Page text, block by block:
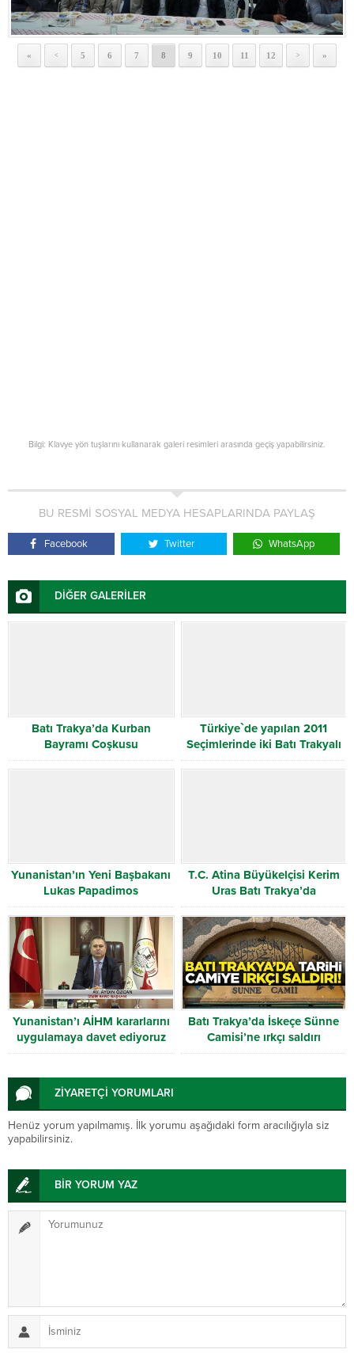
« < 5 6 7 8 9 10 11 12 > »
Bilgi: Klavye yön tuşlarını kullanarak galeri resimleri arasında geçiş yapabilirsiniz.
BU RESMİ SOSYAL MEDYA HESAPLARINDA PAYLAŞ
Facebook Twitter WhatsApp
DİĞER GALERİLER
Batı Trakya’da Kurban
Bayramı Coşkusu
Türkiye`de yapılan 2011
Seçimlerinde iki Batı Trakyalı
Milletvekili seçildi
Yunanistan’ın Yeni Başbakanı
Lukas Papadimos
T.C. Atina Büyükelçisi Kerim
Uras Batı Trakya’da
Yunanistan’ı AİHM kararlarını
uygulamaya davet ediyoruz
Batı Trakya’da İskeçe Sünne
Camisi’ne ırkçı saldırı
ZİYARETÇİ YORUMLARI
Henüz yorum yapılmamış. İlk yorumu aşağıdaki form aracılığıyla siz
yapabilirsiniz.
BİR YORUM YAZ